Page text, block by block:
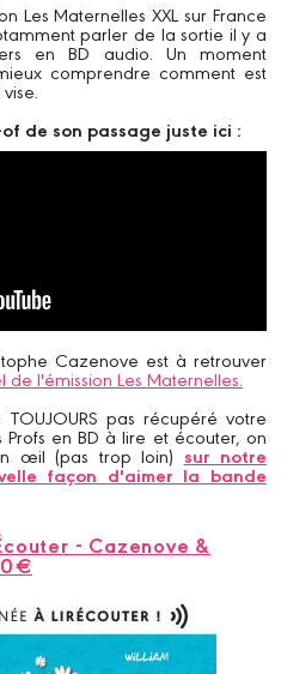
Les Maternelles XXL sur France
parler de la sortie il y a
en BD audio. Un moment
comprendre comment est
de son passage juste ici :
Cazenove est à retrouver
l'émission Les Maternelles.
pas récupéré votre
en BD à lire et écouter, on
œil (pas trop loin) sur notre
façon d'aimer la bande
- Cazenove &